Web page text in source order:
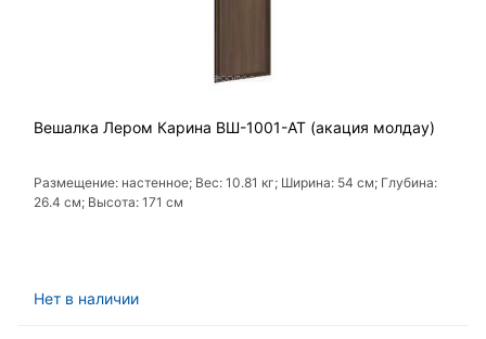
Вешалка Лером Карина ВШ-1001-АТ (акация молдау)
Размещение: настенное; Вес: 10.81 кг; Ширина: 54 см; Глубина:
26.4 см; Высота: 171 см
Нет в наличии